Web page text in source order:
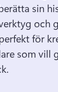
sin
och
för
som vill